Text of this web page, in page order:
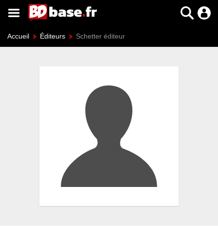
Accueil Éditeurs Schetter éditeur